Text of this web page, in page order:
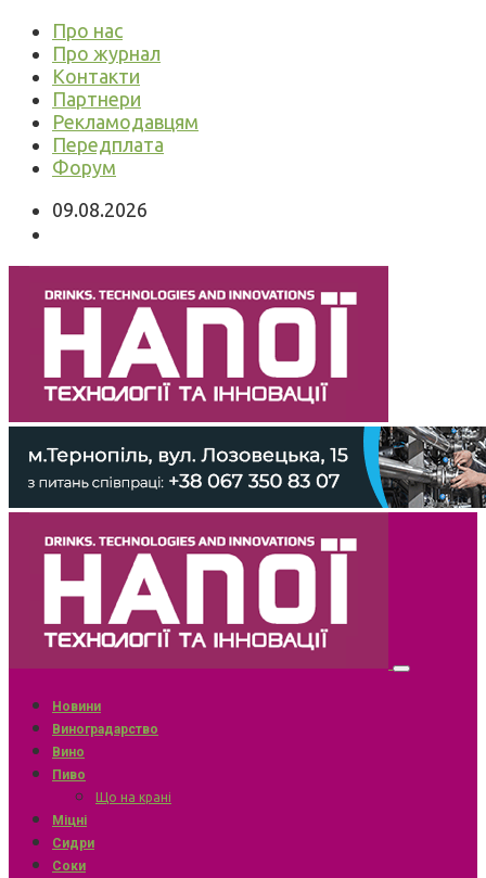
Про нас
Про журнал
Контакти
Партнери
Рекламодавцям
Передплата
Форум
09.08.2026
Новини
Виноградарство
Вино
Пиво
Що на крані
Міцні
Сидри
Соки